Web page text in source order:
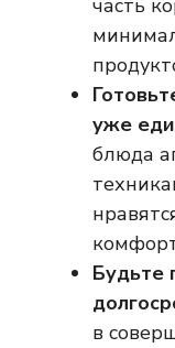
часть
уже
блюда
Будьте
в